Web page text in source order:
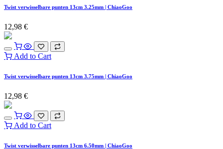
Twist verwisselbare punten 13cm 3.25mm | ChiaoGoo
12,98 €
Add to Cart
Twist verwisselbare punten 13cm 3.75mm | ChiaoGoo
12,98 €
Add to Cart
Twist verwisselbare punten 13cm 6.50mm | ChiaoGoo